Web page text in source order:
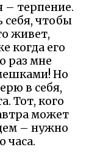
терпение.
себя, чтобы
живет,
когда его
раз мне
Но
в себя,
Тот, кого
может
– нужно
часа.